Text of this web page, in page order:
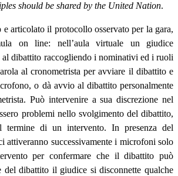
should be shared by the United Nation.
articolato il protocollo osservato per la gara,
on line: nell’aula virtuale un giudice
dibattito raccogliendo i nominativi ed i ruoli
al cronometrista per avviare il dibattito e
o dà avvio al dibattito personalmente
Può intervenire a sua discrezione nel
problemi nello svolgimento del dibattito,
termine di un intervento. In presenza del
attiveranno successivamente i microfoni solo
per confermare che il dibattito può
del dibattito il giudice si disconnette qualche